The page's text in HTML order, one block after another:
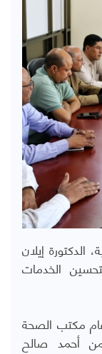
إيلان
الخدمات
مكتب الصحة
أحمد صالح